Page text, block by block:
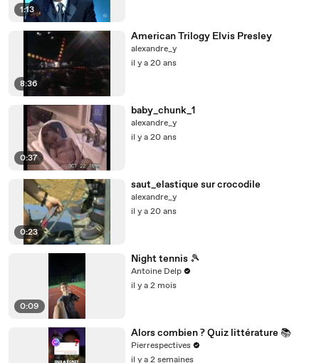
1:13
8:36
American Trilogy Elvis Presley
alexandre_y
il y a 20 ans
0:37
baby_chunk_1
alexandre_y
il y a 20 ans
0:23
saut_elastique sur crocodile
alexandre_y
il y a 20 ans
0:09
Night tennis 🎾
Antoine Delp
il y a 2 mois
Alors combien ? Quiz littérature 📚
Pierrespectives
il y a 2 semaines